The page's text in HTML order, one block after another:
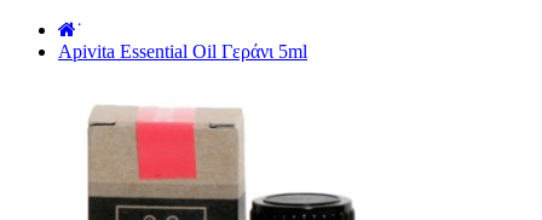
˙
Apivita Essential Oil Γεράνι 5ml